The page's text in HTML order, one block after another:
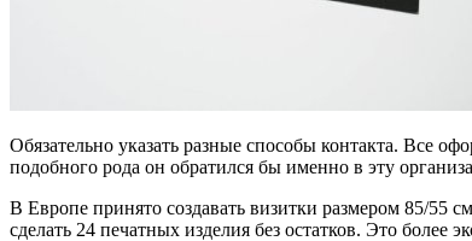
Обязательно указать разные способы контакта. Все
подобного рода он обратился бы именно в эту
В Европе принято создавать визитки размером 85/55
сделать 24 печатных изделия без остатков. Это более